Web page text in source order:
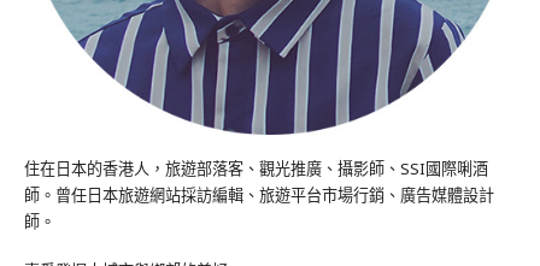
住在日本的香港人，旅遊部落客、觀光推廣、攝影師、SSI國際唎酒
師。曾任日本旅遊網站採訪編輯、旅遊平台市場行銷、廣告媒體設計
師。